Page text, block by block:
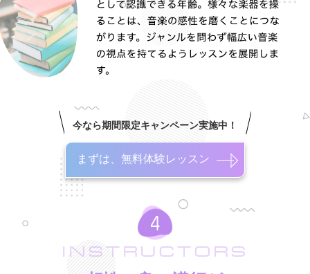
今なら期間限定キャンペーン実施中！
まずは、無料体験レッスン
INSTRUCTORS